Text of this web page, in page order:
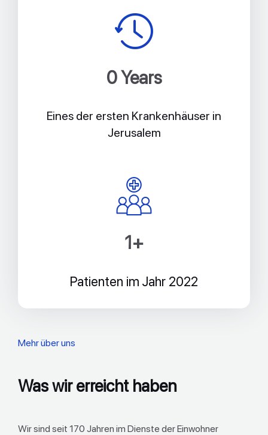
0 Years
Eines der ersten Krankenhäuser in
Jerusalem
1+
Patienten im Jahr 2022
Mehr über uns
Was wir erreicht haben
Wir sind seit 170 Jahren im Dienste der Einwohner